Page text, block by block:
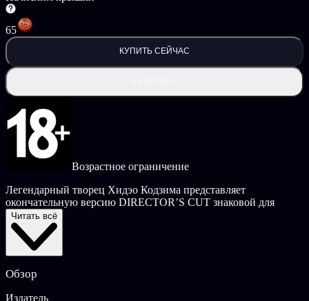
65
КУПИТЬ СЕЙЧАС
Возрастное ограничение
Легендарный творец Хидэо Кодзима представляет
окончательную версию DIRECTOR’S CUT знаковой для
жанра игры.
Таинственное событие, известное как Death Stranding, в
будущем открыло дверь между миром живых и миром
отправились бродить по падшему миру, в котором почти не
Читать всё
Обзор
Издатель